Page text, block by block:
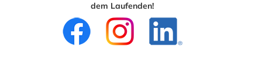
dem Laufenden!